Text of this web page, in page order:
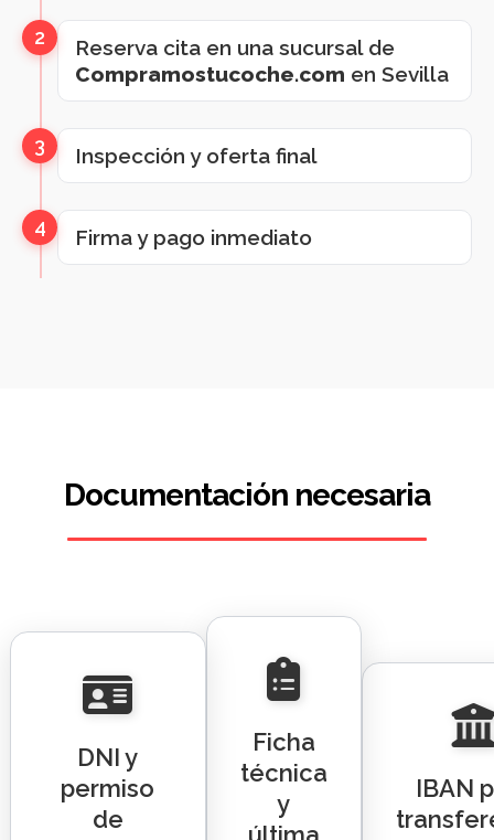
2
Reserva cita en una sucursal de
Compramostucoche.com en Sevilla
3 Inspección y oferta final
4 Firma y pago inmediato
Documentación necesaria
DNI y
permiso
de
Ficha
técnica
y
IBAN